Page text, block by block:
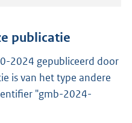
n
s
r
o
publicatie
2024 gepubliceerd door
is van het type andere
"gmb-2024-